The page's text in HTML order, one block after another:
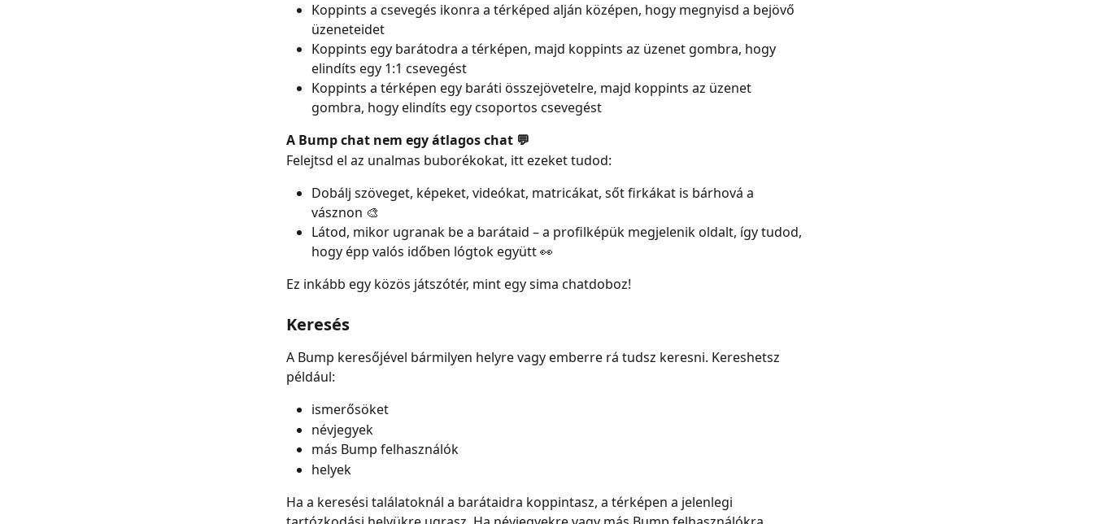
Koppints a csevegés ikonra a térképed alján középen, hogy megnyisd a bejövő
üzeneteidet
Koppints egy barátodra a térképen, majd koppints az üzenet gombra, hogy
elindíts egy 1:1 csevegést
Koppints a térképen egy baráti összejövetelre, majd koppints az üzenet
gombra, hogy elindíts egy csoportos csevegést
A Bump chat nem egy átlagos chat 💬
Felejtsd el az unalmas buborékokat, itt ezeket tudod:
Dobálj szöveget, képeket, videókat, matricákat, sőt firkákat is bárhová a
vásznon 🎨
Látod, mikor ugranak be a barátaid – a profilképük megjelenik oldalt, így tudod,
hogy épp valós időben lógtok együtt 👀
Ez inkább egy közös játszótér, mint egy sima chatdoboz!
Keresés
A Bump keresőjével bármilyen helyre vagy emberre rá tudsz keresni. Kereshetsz
például:
ismerősöket
névjegyek
más Bump felhasználók
helyek
Ha a keresési találatoknál a barátaidra koppintasz, a térképen a jelenlegi